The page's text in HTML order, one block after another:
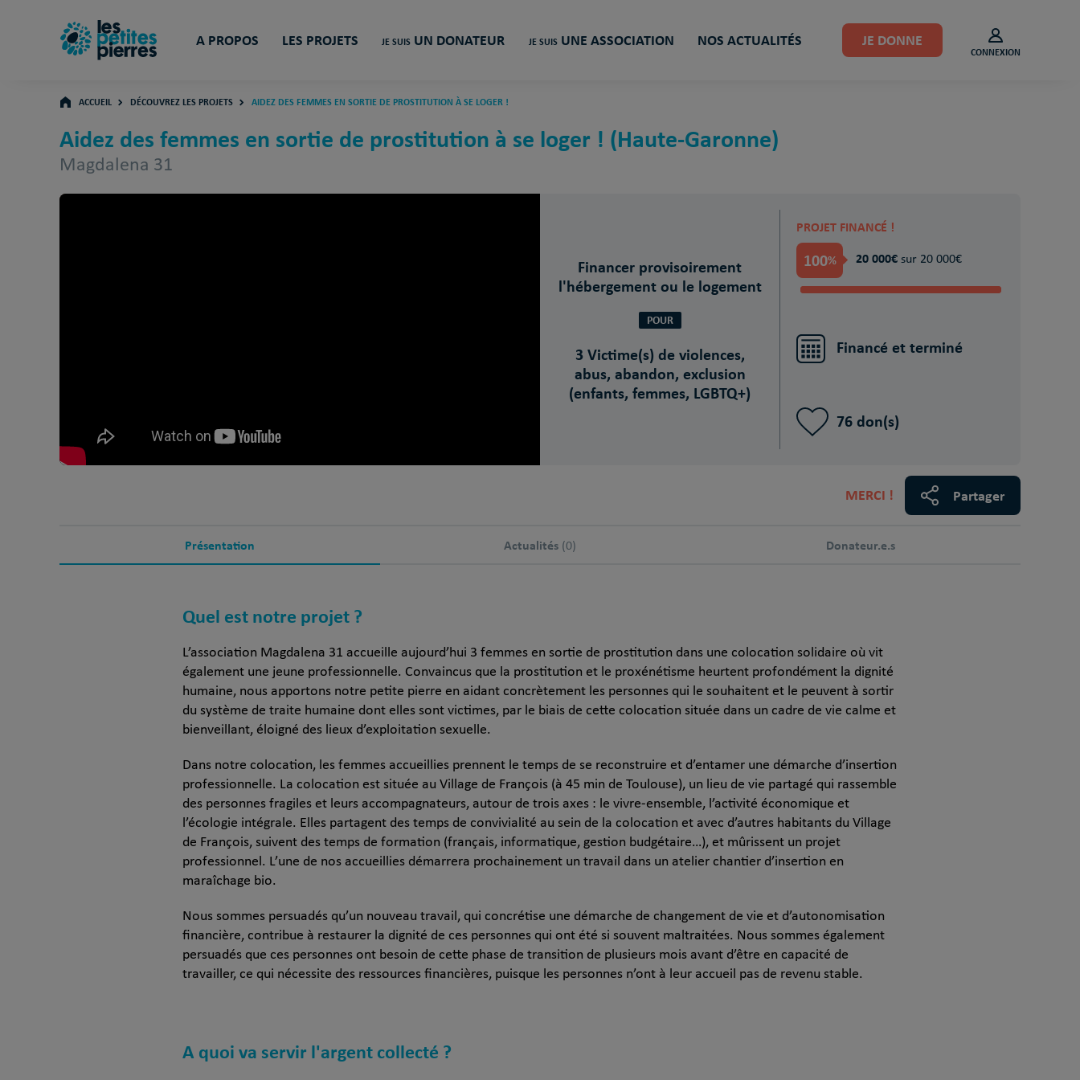
A PROPOS LES PROJETS JE SUIS UN DONATEUR JE SUIS UNE ASSOCIATION NOS ACTUALITÉS JE DONNE
CONNEXION
ACCUEIL DÉCOUVREZ LES PROJETS AIDEZ DES FEMMES EN SORTIE DE PROSTITUTION À SE LOGER !
Aidez des femmes en sortie de prostitution à se loger ! (Haute-Garonne)
Magdalena 31
Financer provisoirement
l'hébergement ou le logement
POUR
3 Victime(s) de violences,
abus, abandon, exclusion
(enfants, femmes, LGBTQ+)
PROJET FINANCÉ !
100% 20 000€ sur 20 000€
Financé et terminé
76 don(s)
MERCI ! Partager
Présentation Actualités (0) Donateur.e.s
Quel est notre projet ?
L’association Magdalena 31 accueille aujourd’hui 3 femmes en sortie de prostitution dans une colocation solidaire où vit
également une jeune professionnelle. Convaincus que la prostitution et le proxénétisme heurtent profondément la dignité
humaine, nous apportons notre petite pierre en aidant concrètement les personnes qui le souhaitent et le peuvent à sortir
du système de traite humaine dont elles sont victimes, par le biais de cette colocation située dans un cadre de vie calme et
bienveillant, éloigné des lieux d’exploitation sexuelle.
Dans notre colocation, les femmes accueillies prennent le temps de se reconstruire et d’entamer une démarche d’insertion
professionnelle. La colocation est située au Village de François (à 45 min de Toulouse), un lieu de vie partagé qui rassemble
des personnes fragiles et leurs accompagnateurs, autour de trois axes : le vivre-ensemble, l’activité économique et
l’écologie intégrale. Elles partagent des temps de convivialité au sein de la colocation et avec d’autres habitants du Village
de François, suivent des temps de formation (français, informatique, gestion budgétaire…), et mûrissent un projet
professionnel. L’une de nos accueillies démarrera prochainement un travail dans un atelier chantier d’insertion en
maraîchage bio.
Nous sommes persuadés qu’un nouveau travail, qui concrétise une démarche de changement de vie et d’autonomisation
financière, contribue à restaurer la dignité de ces personnes qui ont été si souvent maltraitées. Nous sommes également
persuadés que ces personnes ont besoin de cette phase de transition de plusieurs mois avant d’être en capacité de
travailler, ce qui nécessite des ressources financières, puisque les personnes n’ont à leur accueil pas de revenu stable.
A quoi va servir l'argent collecté ?